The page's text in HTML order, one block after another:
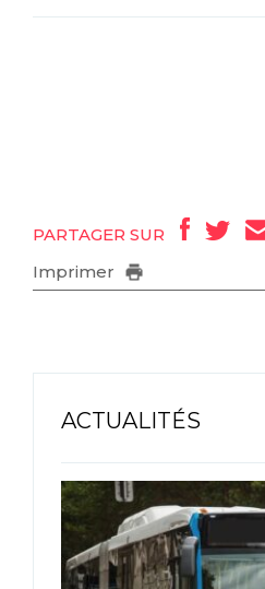
PARTAGER SUR
Imprimer
ACTUALITÉS